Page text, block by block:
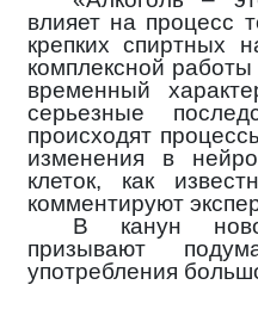
влияет на процесс
крепких спиртных
комплексной
временный
серьезные
происходят
изменения в
клеток, как
комментируют
В канун
призывают
употребления